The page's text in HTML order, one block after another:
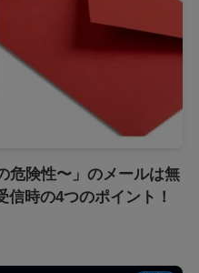
危険性〜」のメールは無
時の4つのポイント！